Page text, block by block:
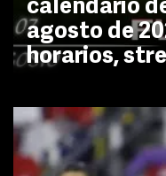
calendario
agosto de
horarios,